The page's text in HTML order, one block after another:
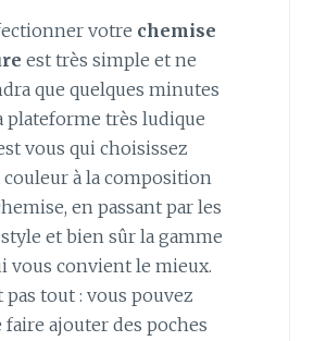
votre chemise
est très simple et ne
que quelques minutes
plateforme très ludique
vous qui choisissez
couleur à la composition
en passant par les
et bien sûr la gamme
vous convient le mieux.
pas tout : vous pouvez
ajouter des poches